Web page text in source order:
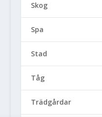
Skog
Spa
Stad
Tåg
Trädgårdar